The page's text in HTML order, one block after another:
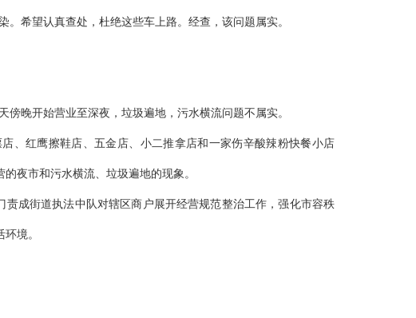
希望认真查处，杜绝这些车上路。经查，该问题属实。
晚开始营业至深夜，垃圾遍地，污水横流问题不属实。
、红鹰擦鞋店、五金店、小二推拿店和一家伤辛酸辣粉快餐小店
夜市和污水横流、垃圾遍地的现象。
成街道执法中队对辖区商户展开经营规范整治工作，强化市容秩
境。